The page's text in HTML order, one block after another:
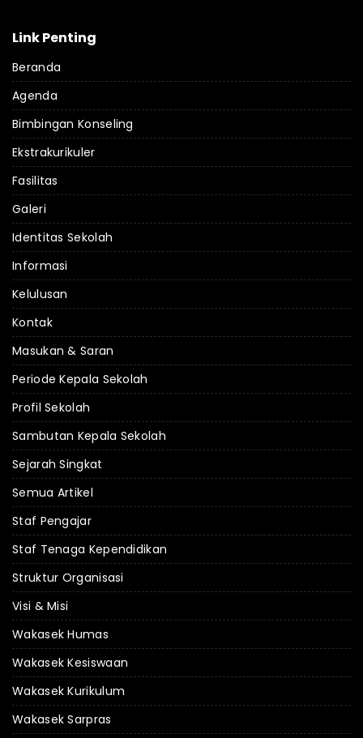
Link Penting
Beranda
Agenda
Bimbingan Konseling
Ekstrakurikuler
Fasilitas
Galeri
Identitas Sekolah
Informasi
Kelulusan
Kontak
Masukan & Saran
Periode Kepala Sekolah
Profil Sekolah
Sambutan Kepala Sekolah
Sejarah Singkat
Semua Artikel
Staf Pengajar
Staf Tenaga Kependidikan
Struktur Organisasi
Visi & Misi
Wakasek Humas
Wakasek Kesiswaan
Wakasek Kurikulum
Wakasek Sarpras